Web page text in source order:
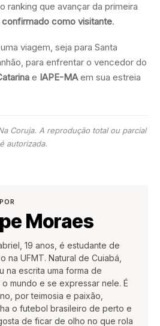
ranking que avançar da primeira
confirmado como visitante.
viagem, seja para Santa
para enfrentar o vencedor do
e IAPE-MAem sua estreia
Coruja. A reprodução total ou parcial
autorizada.
Moraes
19 anos, é estudante de
na UFMT. Natural de Cuiabá,
na escrita uma forma de
mundo e se expressar nele. É
por teimosia e paixão,
o futebol brasileiro de perto e
de ficar de olho no que rola